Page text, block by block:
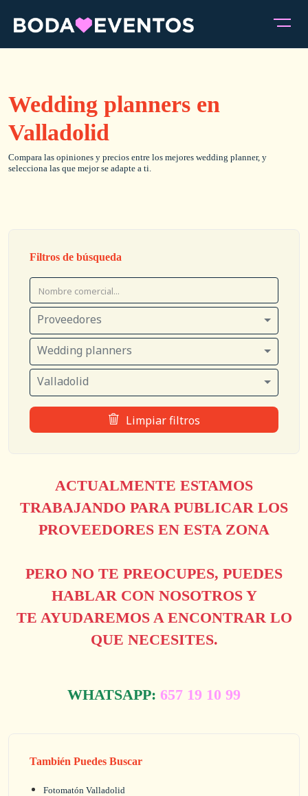
Wedding planners en
Valladolid
Compara las opiniones y precios entre los mejores wedding planner, y
selecciona las que mejor se adapte a ti.
Filtros de búsqueda
Proveedores
Wedding planners
Valladolid
Limpiar filtros
ACTUALMENTE ESTAMOS
TRABAJANDO PARA PUBLICAR LOS
PROVEEDORES EN ESTA ZONA
PERO NO TE PREOCUPES, PUEDES
HABLAR CON NOSOTROS Y
TE AYUDAREMOS A ENCONTRAR LO
QUE NECESITES.
WHATSAPP: 657 19 10 99
También Puedes Buscar
Fotomatón Valladolid